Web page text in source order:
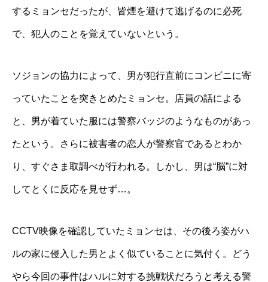
するミョンセだったが、皆煙を避けて逃げるのに必死
で、犯人のことを覚えていないという。
ソジョンの協力によって、男が犯行直前にコンビニに寄
っていたことを突きとめたミョンセ。店員の話による
と、男が着ていた服には警察バッジのようなものがあっ
たという。さらに被害者の恋人が警察官であるとわか
り、すぐさま取調べが行われる。しかし、男は“脳”に対
してとくに反応を見せず…。
CCTV映像を確認していたミョンセは、その後ろ姿がハ
ルの家に侵入した男とよく似ていることに気付く。どう
やら今回の事件はハルに対する挑戦状だろうと考える警